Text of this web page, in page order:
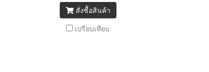
ได้ดี ให้คุณมั่นใจในความสะอาด
และความปลอดภัยมากยิ่งขึ้น เหมาะ
สั่งซื้อสินค้า
เปรียบเทียบ